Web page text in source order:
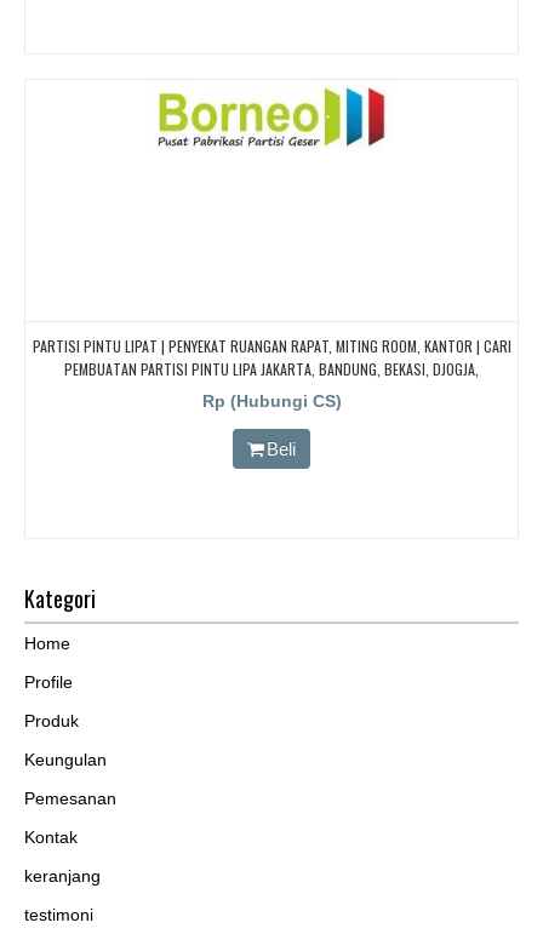
PARTISI PINTU LIPAT | PENYEKAT RUANGAN RAPAT, MITING ROOM, KANTOR | CARI
PEMBUATAN PARTISI PINTU LIPA JAKARTA, BANDUNG, BEKASI, DJOGJA,
YOGYAKARTA TANGERANG, BOGOR, Redam/kedap Suara
Rp (Hubungi CS)
Beli
Kategori
Home
Profile
Produk
Keungulan
Pemesanan
Kontak
keranjang
testimoni